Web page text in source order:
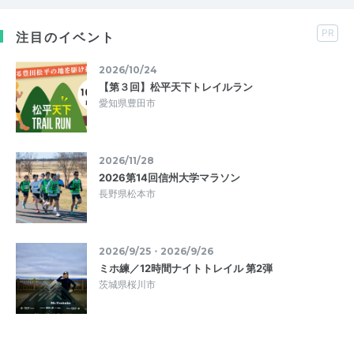
注目のイベント PR
2026/10/24
【第３回】松平天下トレイルラン
愛知県豊田市
2026/11/28
2026第14回信州大学マラソン
長野県松本市
2026/9/25・2026/9/26
ミホ練／12時間ナイトトレイル 第2弾
茨城県桜川市